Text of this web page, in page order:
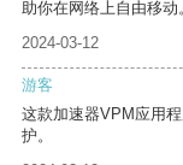
助你在网络上自由移动
2024-03-12
游客
这款加速器VPM应用
护。